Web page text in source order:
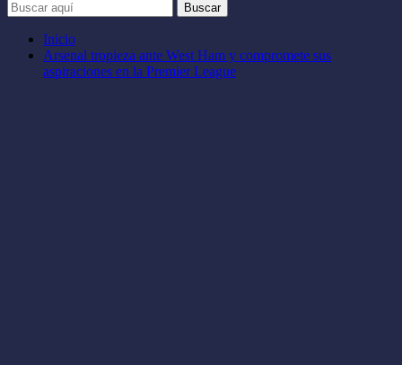
Buscar
Inicio
Arsenal tropieza ante West Ham y compromete sus
aspiraciones en la Premier League